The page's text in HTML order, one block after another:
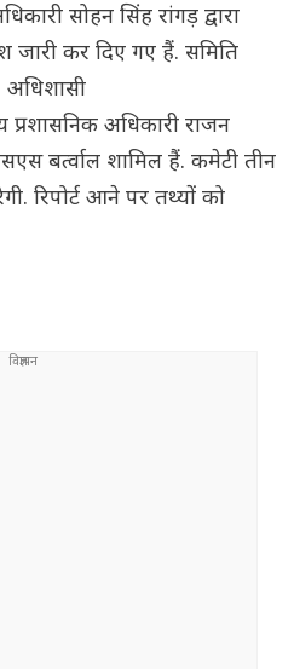
सोहन सिंह रांगड़ द्वारा
कर दिए गए हैं. समिति
अधिशासी
प्रशासनिक अधिकारी राजन
बर्त्वाल शामिल हैं. कमेटी तीन
रिपोर्ट आने पर तथ्यों को